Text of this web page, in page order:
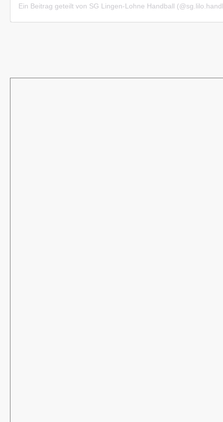
Ein Beitrag geteilt von SG Lingen-Lohne Handball